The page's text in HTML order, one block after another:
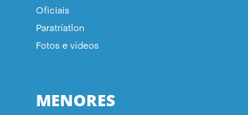
Oficiais
Paratríatlon
Fotos e vídeos
MENORES